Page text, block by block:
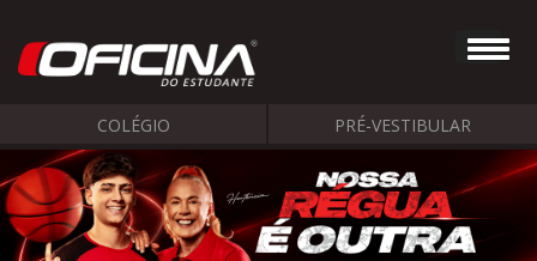
COLÉGIO PRÉ-VESTIBULAR